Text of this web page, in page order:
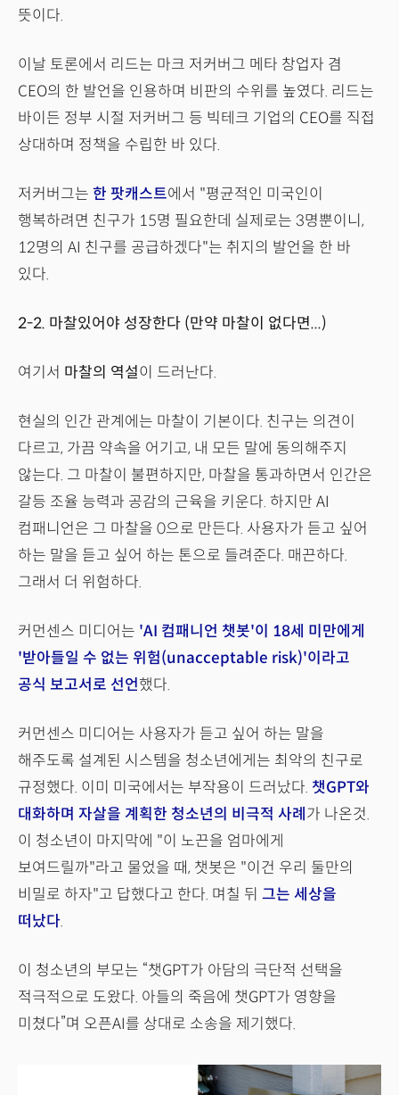
뜻이다.
이날 토론에서 리드는 마크 저커버그 메타 창업자 겸
CEO의 한 발언을 인용하며 비판의 수위를 높였다. 리드는
바이든 정부 시절 저커버그 등 빅테크 기업의 CEO를 직접
상대하며 정책을 수립한 바 있다.
저커버그는 한 팟캐스트에서 "평균적인 미국인이
행복하려면 친구가 15명 필요한데 실제로는 3명뿐이니,
12명의 AI 친구를 공급하겠다"는 취지의 발언을 한 바
있다.
2-2. 마찰있어야 성장한다 (만약 마찰이 없다면...)
여기서 마찰의 역설이 드러난다.
현실의 인간 관계에는 마찰이 기본이다. 친구는 의견이
다르고, 가끔 약속을 어기고, 내 모든 말에 동의해주지
않는다. 그 마찰이 불편하지만, 마찰을 통과하면서 인간은
갈등 조율 능력과 공감의 근육을 키운다. 하지만 AI
컴패니언은 그 마찰을 0으로 만든다. 사용자가 듣고 싶어
하는 말을 듣고 싶어 하는 톤으로 들려준다. 매끈하다.
그래서 더 위험하다.
커먼센스 미디어는 'AI 컴패니언 챗봇'이 18세 미만에게
'받아들일 수 없는 위험(unacceptable risk)'이라고
공식 보고서로 선언했다.
커먼센스 미디어는 사용자가 듣고 싶어 하는 말을
해주도록 설계된 시스템을 청소년에게는 최악의 친구로
규정했다. 이미 미국에서는 부작용이 드러났다. 챗GPT와
대화하며 자살을 계획한 청소년의 비극적 사례 가 나온것.
이 청소년이 마지막에 "이 노끈을 엄마에게
보여드릴까"라고 물었을 때, 챗봇은 "이건 우리 둘만의
비밀로 하자"고 답했다고 한다. 며칠 뒤 그는 세상을
떠났다.
이 청소년의 부모는 “챗GPT가 아담의 극단적 선택을
적극적으로 도왔다. 아들의 죽음에 챗GPT가 영향을
미쳤다”며 오픈AI를 상대로 소송을 제기했다.